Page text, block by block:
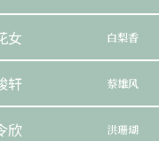
女 白梨香
轩 蔡雄风
欣 洪珊瑚